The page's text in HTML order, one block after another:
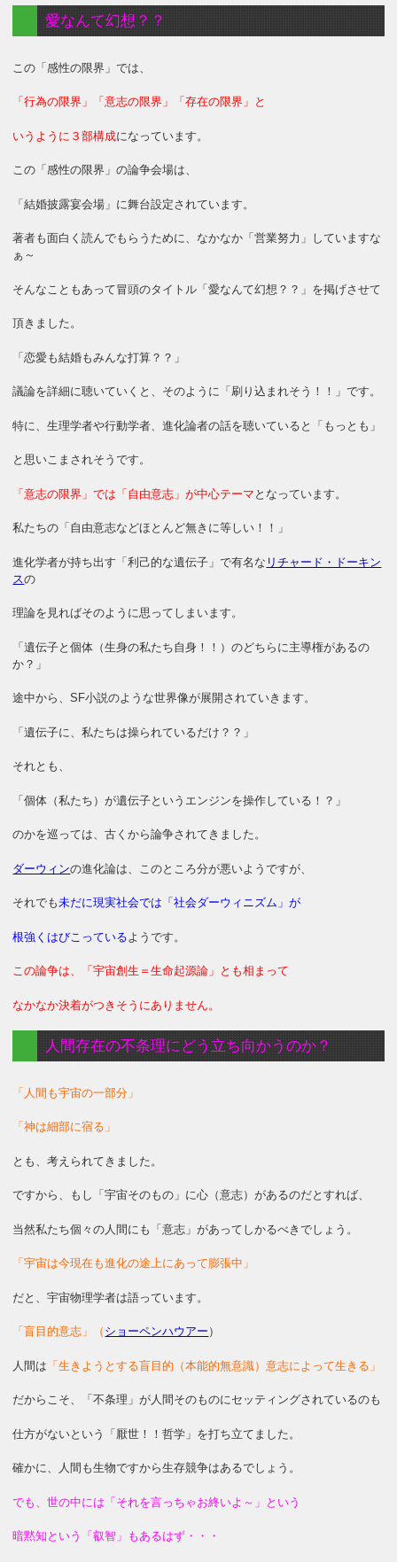
愛なんて幻想？？
この「感性の限界」では、
「行為の限界」「意志の限界」「存在の限界」と
いうように３部構成になっています。
この「感性の限界」の論争会場は、
「結婚披露宴会場」に舞台設定されています。
著者も面白く読んでもらうために、なかなか「営業努力」していますな
ぁ～
そんなこともあって冒頭のタイトル「愛なんて幻想？？」を掲げさせて
頂きました。
「恋愛も結婚もみんな打算？？」
議論を詳細に聴いていくと、そのように「刷り込まれそう！！」です。
特に、生理学者や行動学者、進化論者の話を聴いていると「もっとも」
と思いこまされそうです。
「意志の限界」では「自由意志」が中心テーマ となっています。
私たちの「自由意志などほとんど無きに等しい！！」
進化学者が持ち出す「利己的な遺伝子」で有名な リチャード・ドーキン
スの
理論を見ればそのように思ってしまいます。
「遺伝子と個体（生身の私たち自身！！）のどちらに主導権があるの
か？」
途中から、SF小説のような世界像が展開されていきます。
「遺伝子に、私たちは操られているだけ？？」
それとも、
「個体（私たち）が遺伝子というエンジンを操作している！？」
のかを巡っては、古くから論争されてきました。
ダーウィンの進化論は、このところ分が悪いようですが、
それでも未だに現実社会では「社会ダーウィニズム」が
根強くはびこっている ようです。
この論争は、「宇宙創生＝生命起源論」とも相まって
なかなか決着がつきそうにありません。
人間存在の不条理にどう立ち向かうのか？
「人間も宇宙の一部分」
「神は細部に宿る」
とも、考えられてきました。
ですから、もし「宇宙そのもの」に心（意志）があるのだとすれば、
当然私たち個々の人間にも「意志」があってしかるべきでしょう。
「宇宙は今現在も進化の途上にあって膨張中」
だと、宇宙物理学者は語っています。
「盲目的意志」（ ショーペンハウアー ）
人間は 「生きようとする盲目的（本能的無意識）意志によって生きる」
だからこそ、「不条理」が人間そのものにセッティングされているのも
仕方がないという「厭世！！哲学」を打ち立てました。
確かに、人間も生物ですから生存競争はあるでしょう。
でも、世の中には「それを言っちゃお終いよ～」という
暗黙知という「叡智」もあるはず・・・